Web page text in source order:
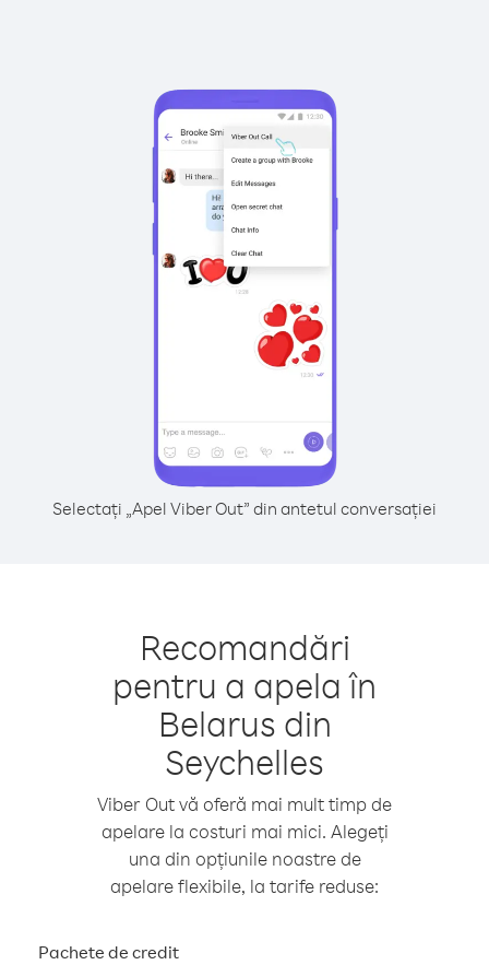
Selectați „Apel Viber Out” din antetul conversației
Recomandări
pentru a apela în
Belarus din
Seychelles
Viber Out vă oferă mai mult timp de
apelare la costuri mai mici. Alegeți
una din opțiunile noastre de
apelare flexibile, la tarife reduse:
Pachete de credit